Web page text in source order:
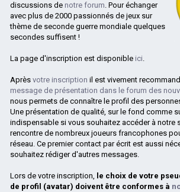
discussions de notre forum. Pour échanger
avec plus de 2000 passionnés de jeux sur
thème de seconde guerre mondiale quelques
secondes suffisent !
La page d'inscription est disponible ici.
Après votre inscription il est vivement
message de présentation dans le forum des
nous permets de connaître le profil des
Une présentation de qualité, sur le fond comme
indispensable si vous souhaitez accéder à notre
rencontre de nombreux joueurs francophones
réseau. Ce premier contact par écrit est aussi
souhaitez rédiger d'autres messages.
Lors de votre inscription, le choix de votre
de profil (avatar) doivent être conformes à